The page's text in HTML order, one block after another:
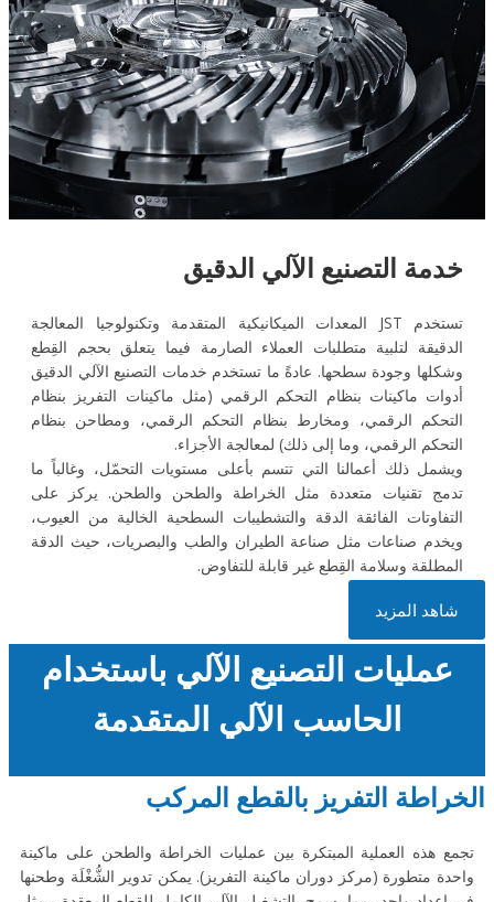
خدمة التصنيع الآلي الدقيق
تستخدم JST المعدات الميكانيكية المتقدمة وتكنولوجيا المعالجة
الدقيقة لتلبية متطلبات العملاء الصارمة فيما يتعلق بحجم القِطع
وشكلها وجودة سطحها. عادةً ما تستخدم خدمات التصنيع الآلي الدقيق
أدوات ماكينات بنظام التحكم الرقمي (مثل ماكينات التفريز بنظام
التحكم الرقمي، ومخارط بنظام التحكم الرقمي، ومطاحن بنظام
التحكم الرقمي، وما إلى ذلك) لمعالجة الأجزاء.
ويشمل ذلك أعمالنا التي تتسم بأعلى مستويات التحمّل، وغالباً ما
تدمج تقنيات متعددة مثل الخراطة والطحن والطحن. يركز على
التفاوتات الفائقة الدقة والتشطيبات السطحية الخالية من العيوب،
ويخدم صناعات مثل صناعة الطيران والطب والبصريات، حيث الدقة
المطلقة وسلامة القِطع غير قابلة للتفاوض.
شاهد المزيد
عمليات التصنيع الآلي باستخدام
الحاسب الآلي المتقدمة
الخراطة التفريز بالقطع المركب
تجمع هذه العملية المبتكرة بين عمليات الخراطة والطحن على ماكينة
واحدة متطورة (مركز دوران ماكينة التفريز). يمكن تدوير الشُّغْلَة وطحنها